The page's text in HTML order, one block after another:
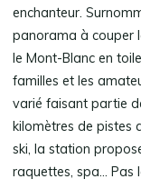
enchanteur.
panorama à couper
le Mont-Blanc en
familles et les
varié faisant partie
kilomètres de pistes
ski, la station
raquettes, spa… Pas